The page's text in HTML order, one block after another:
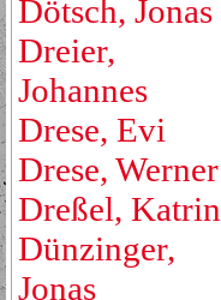
Dötsch, Jonas
Dreier,
Johannes
Drese, Evi
Drese, Werner
Dreßel, Katrin
Dünzinger,
Jonas